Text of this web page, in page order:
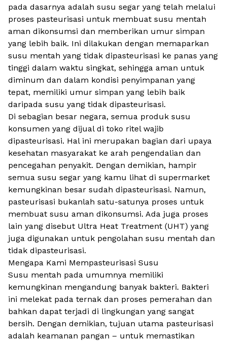
pada dasarnya adalah susu segar yang telah melalui
proses pasteurisasi untuk membuat susu mentah
aman dikonsumsi dan memberikan umur simpan
yang lebih baik. Ini dilakukan dengan memaparkan
susu mentah yang tidak dipasteurisasi ke panas yang
tinggi dalam waktu singkat, sehingga aman untuk
diminum dan dalam kondisi penyimpanan yang
tepat, memiliki umur simpan yang lebih baik
daripada susu yang tidak dipasteurisasi.
Di sebagian besar negara, semua produk susu
konsumen yang dijual di toko ritel wajib
dipasteurisasi. Hal ini merupakan bagian dari upaya
kesehatan masyarakat ke arah pengendalian dan
pencegahan penyakit. Dengan demikian, hampir
semua susu segar yang kamu lihat di supermarket
kemungkinan besar sudah dipasteurisasi. Namun,
pasteurisasi bukanlah satu-satunya proses untuk
membuat susu aman dikonsumsi. Ada juga proses
lain yang disebut Ultra Heat Treatment (UHT) yang
juga digunakan untuk pengolahan susu mentah dan
tidak dipasteurisasi.
Mengapa Kami Mempasteurisasi Susu
Susu mentah pada umumnya memiliki
kemungkinan mengandung banyak bakteri. Bakteri
ini melekat pada ternak dan proses pemerahan dan
bahkan dapat terjadi di lingkungan yang sangat
bersih. Dengan demikian, tujuan utama pasteurisasi
adalah keamanan pangan – untuk memastikan